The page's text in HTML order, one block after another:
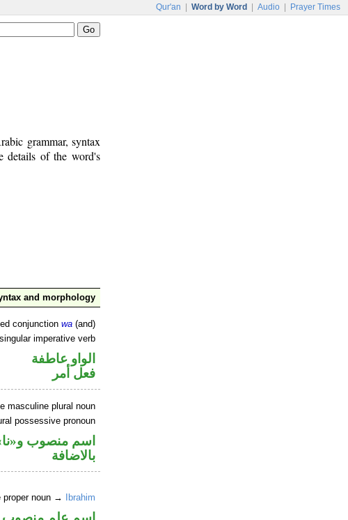
Qur'an Word by Word Audio Prayer Times
grammar, syntax
details of the word's
and morphology
conjunctionwa (and)
imperative verb
الواو عاطفة
فعل أمر
masculine plural noun
possessive pronoun
اسم منصوب
بالاضافة
proper noun → Ibrahim